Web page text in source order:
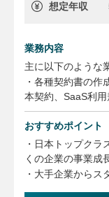
レームの構築、契
当協会の全体のガ
ールとリスクマネ
ています。
【業務に関する変
事業や所属部門の
内容へ変更するこ
想定年収
業務内容
主に以下のような
・各種契約書の作
本契約、SaaS利
託先への発注・社
あります）
・電子サイン・捺
・知財管理（自社
た意匠権・著作権
おすすめポイント
・日本トップクラ
くの企業の事業成
・大手企業からス